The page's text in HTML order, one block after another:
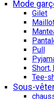
Mode
Gilet
Pull
Short,
Tee-
Sous-